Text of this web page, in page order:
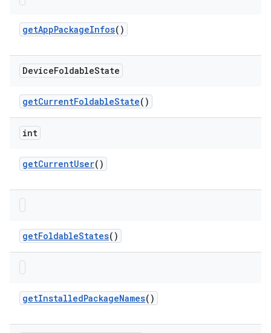
getAppPackageInfos()
DeviceFoldableState
getCurrentFoldableState()
int
getCurrentUser()
getFoldableStates()
getInstalledPackageNames()